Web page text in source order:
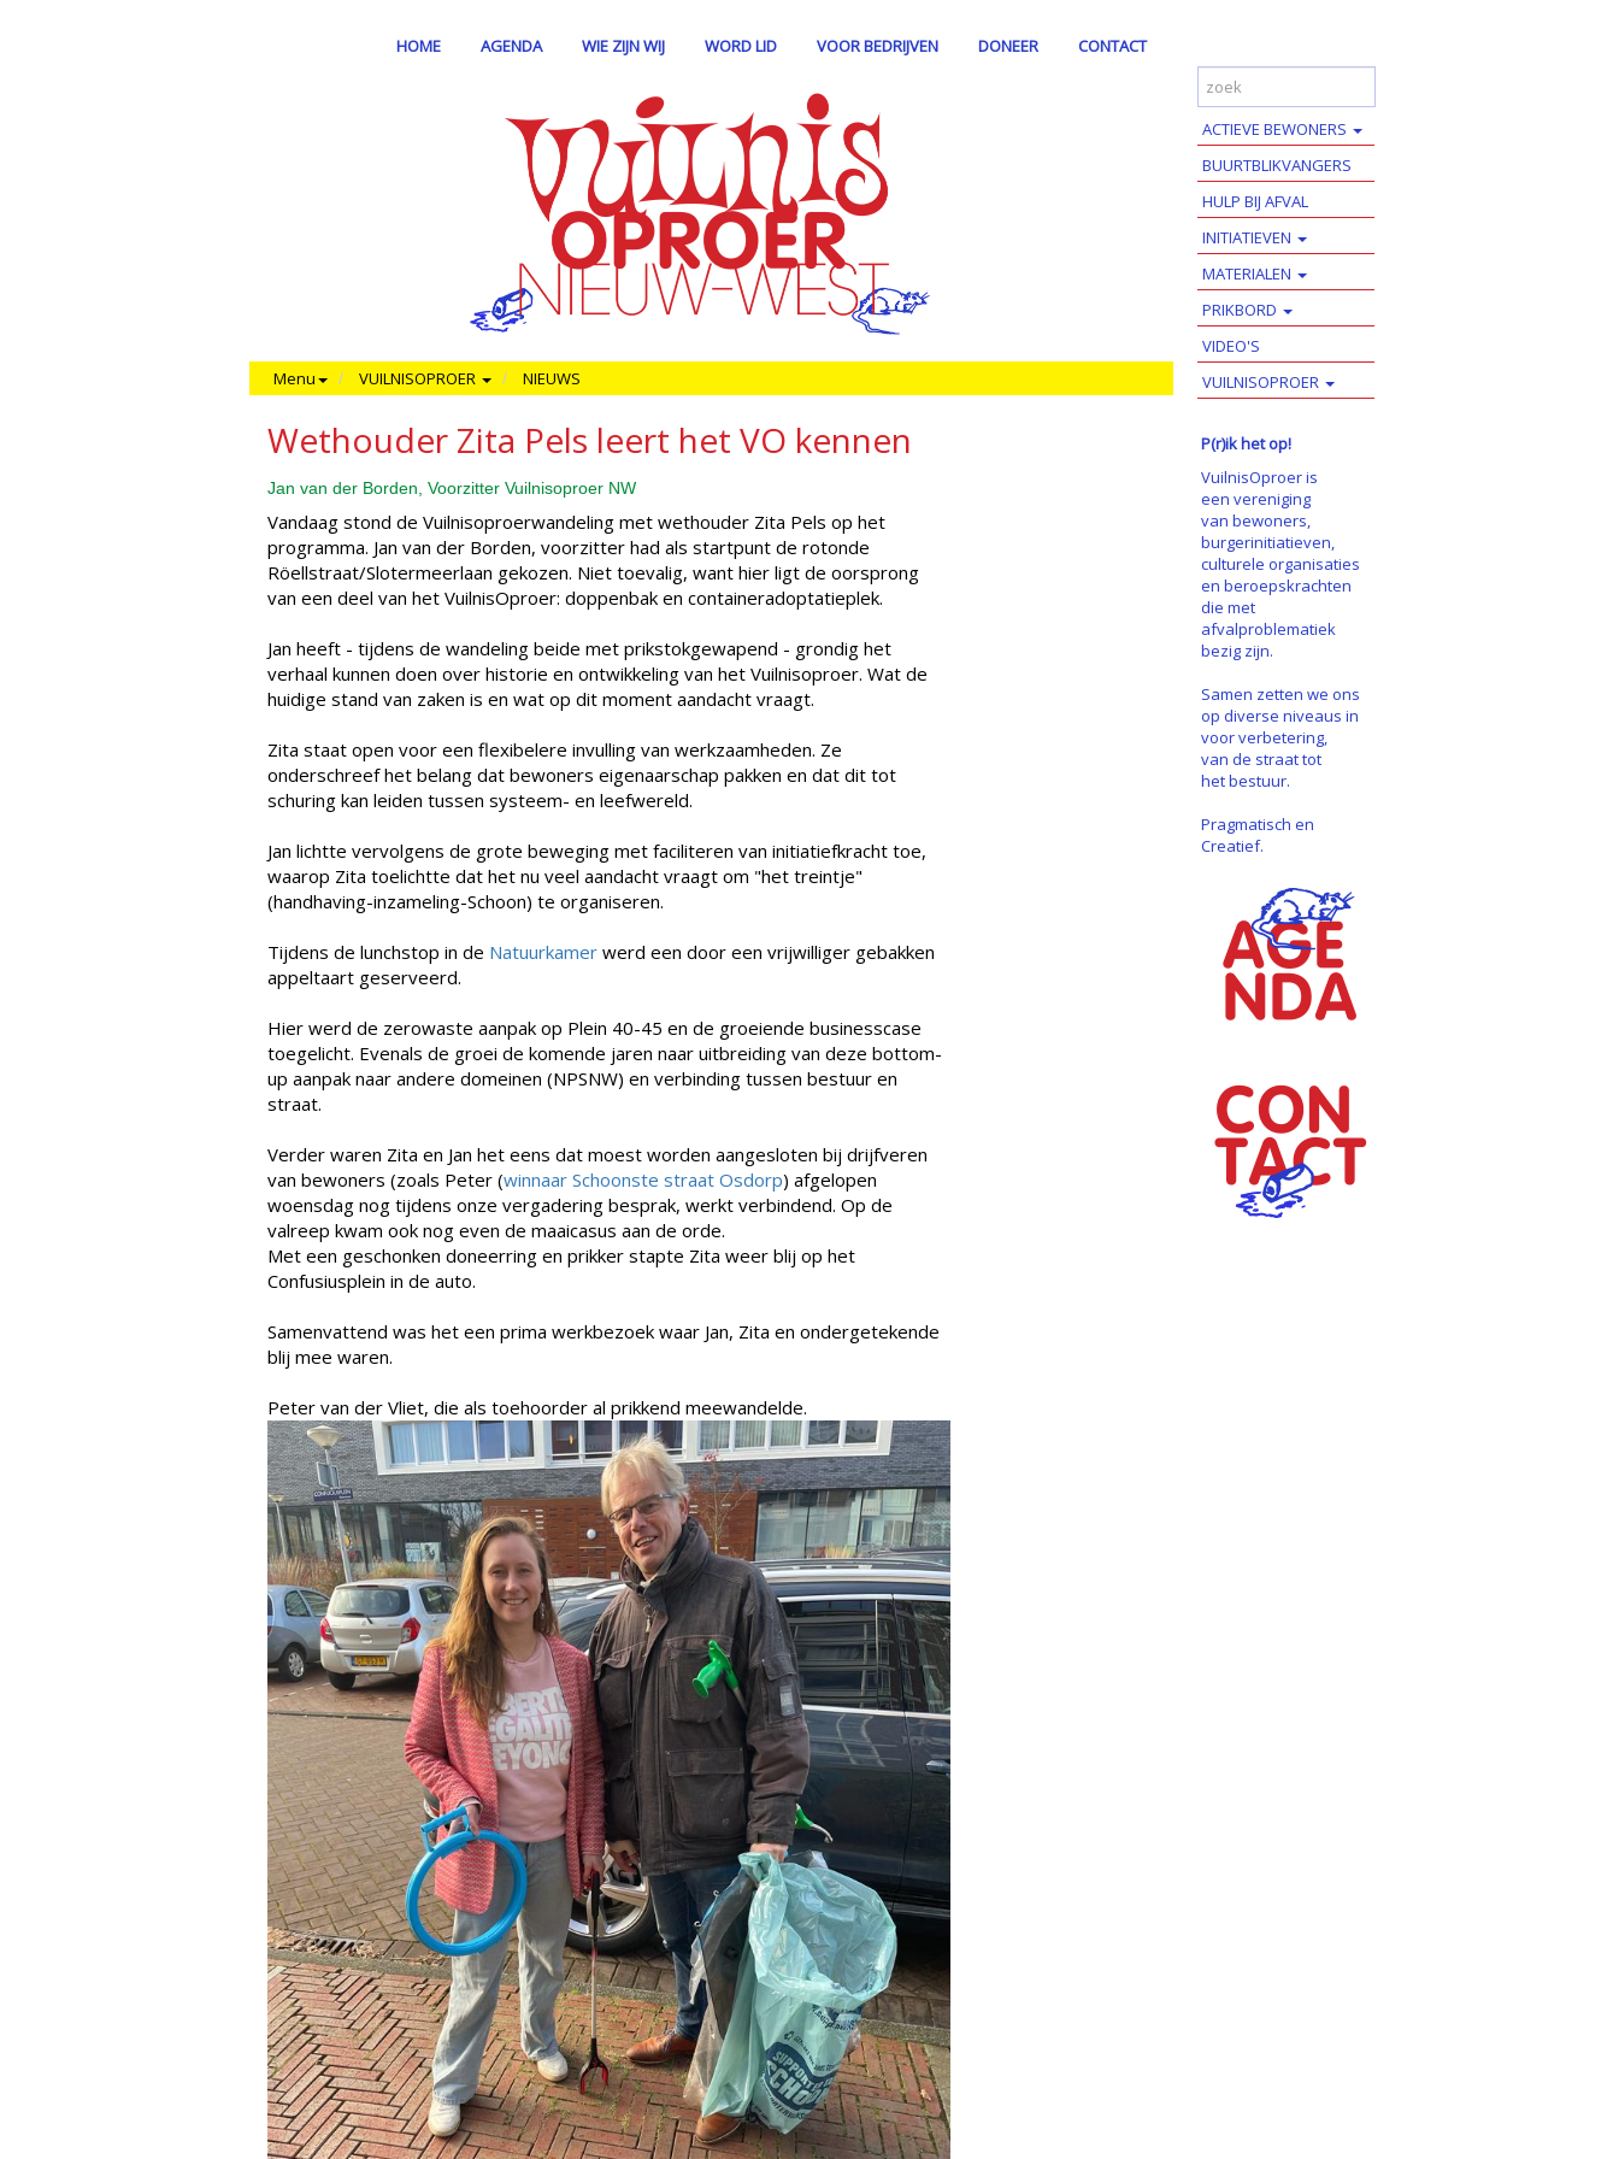
HOME AGENDA WIE ZIJN WIJ WORD LID VOOR BEDRIJVEN DONEER CONTACT
Menu VUILNISOPROER NIEUWS
Wethouder Zita Pels leert het VO kennen
Jan van der Borden, Voorzitter Vuilnisoproer NW
Vandaag stond de Vuilnisoproerwandeling met wethouder Zita Pels op het
programma. Jan van der Borden, voorzitter had als startpunt de rotonde
Röellstraat/Slotermeerlaan gekozen. Niet toevalig, want hier ligt de oorsprong
van een deel van het VuilnisOproer: doppenbak en containeradoptatieplek.
Jan heeft - tijdens de wandeling beide met prikstokgewapend - grondig het
verhaal kunnen doen over historie en ontwikkeling van het Vuilnisoproer. Wat de
huidige stand van zaken is en wat op dit moment aandacht vraagt.
Zita staat open voor een flexibelere invulling van werkzaamheden. Ze
onderschreef het belang dat bewoners eigenaarschap pakken en dat dit tot
schuring kan leiden tussen systeem- en leefwereld.
Jan lichtte vervolgens de grote beweging met faciliteren van initiatiefkracht toe,
waarop Zita toelichtte dat het nu veel aandacht vraagt om "het treintje"
(handhaving-inzameling-Schoon) te organiseren.
Tijdens de lunchstop in de Natuurkamer werd een door een vrijwilliger gebakken
appeltaart geserveerd.
Hier werd de zerowaste aanpak op Plein 40-45 en de groeiende businesscase
toegelicht. Evenals de groei de komende jaren naar uitbreiding van deze bottom-
up aanpak naar andere domeinen (NPSNW) en verbinding tussen bestuur en
straat.
Verder waren Zita en Jan het eens dat moest worden aangesloten bij drijfveren
van bewoners (zoals Peter (winnaar Schoonste straat Osdorp) afgelopen
woensdag nog tijdens onze vergadering besprak, werkt verbindend. Op de
valreep kwam ook nog even de maaicasus aan de orde.
Met een geschonken doneerring en prikker stapte Zita weer blij op het
Confusiusplein in de auto.
Samenvattend was het een prima werkbezoek waar Jan, Zita en ondergetekende
blij mee waren.
Peter van der Vliet, die als toehoorder al prikkend meewandelde.
ACTIEVE BEWONERS
BUURTBLIKVANGERS
HULP BIJ AFVAL
INITIATIEVEN
MATERIALEN
PRIKBORD
VIDEO'S
VUILNISOPROER
P(r)ik het op!
VuilnisOproer is
een vereniging
van bewoners,
burgerinitiatieven,
culturele organisaties
en beroepskrachten
die met
afvalproblematiek
bezig zijn.
Samen zetten we ons
op diverse niveaus in
voor verbetering,
van de straat tot
het bestuur.
Pragmatisch en
Creatief.